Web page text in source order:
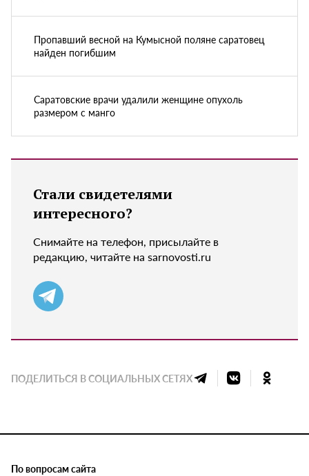
Пропавший весной на Кумысной поляне саратовец
найден погибшим
Саратовские врачи удалили женщине опухоль
размером с манго
Стали свидетелями
интересного?
Снимайте на телефон, присылайте в
редакцию, читайте на sarnovosti.ru
ПОДЕЛИТЬСЯ В СОЦИАЛЬНЫХ СЕТЯХ
По вопросам сайта